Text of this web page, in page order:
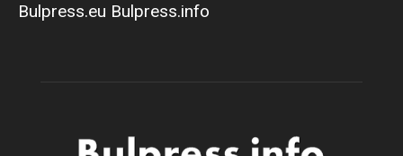
Bulpress.eu Bulpress.info